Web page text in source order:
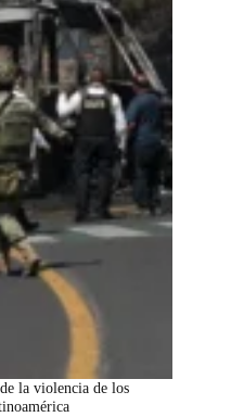
la violencia de los